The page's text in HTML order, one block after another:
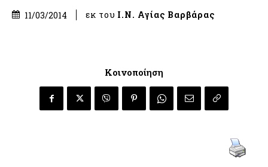
11/03/2014 εκ του Ι.Ν. Αγίας Βαρβάρας
Κοινοποίηση